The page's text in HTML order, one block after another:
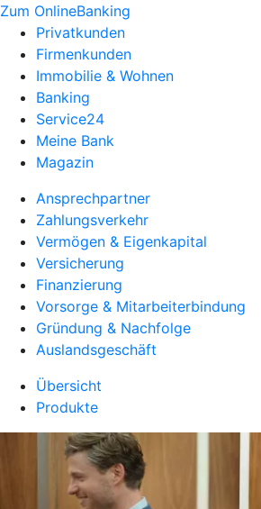
Zum OnlineBanking
Privatkunden
Firmenkunden
Immobilie & Wohnen
Banking
Service24
Meine Bank
Magazin
Ansprechpartner
Zahlungsverkehr
Vermögen & Eigenkapital
Versicherung
Finanzierung
Vorsorge & Mitarbeiterbindung
Gründung & Nachfolge
Auslandsgeschäft
Übersicht
Produkte